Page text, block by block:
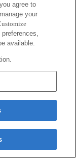
agree to
your
available.